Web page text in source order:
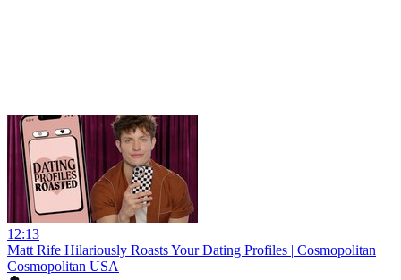
12:13
Matt Rife Hilariously Roasts Your Dating Profiles | Cosmopolitan
Cosmopolitan USA